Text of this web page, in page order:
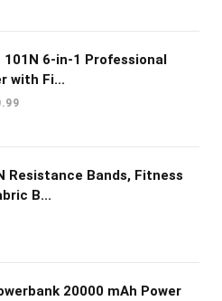
101N 6-in-1 Professional
with Fi...
Resistance Bands, Fitness
B...
20000 mAh Power